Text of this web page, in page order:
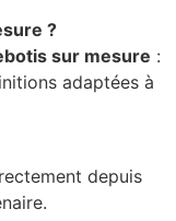
?
sur mesure :
adaptées à
depuis